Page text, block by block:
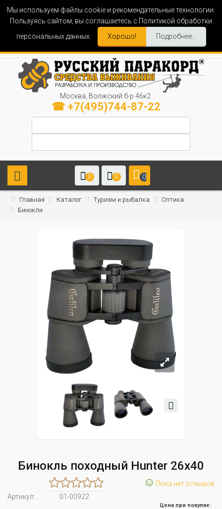
Мы используем файлы cookie и рекомендательные технологии.
Пользуясь сайтом, вы соглашаетесь с Политикой обработки
персональных данных.
Хорошо! Подробнее...
Москва, Волжский б-р 46к2
☎ +7(495)744-87-22
0 0 0
Главная Каталог Туризм и рыбалка
Оптика
Бинокли
Бинокль походный Hunter 26х40
☺ Пока нет отзывов
Артикул:
01-00922
Цена при покупке: